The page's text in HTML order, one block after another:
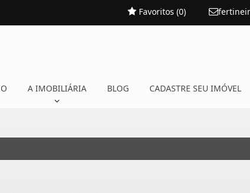
Favoritos (0)
A IMOBILIÁRIA BLOG CADASTRE SEU IMÓVEL